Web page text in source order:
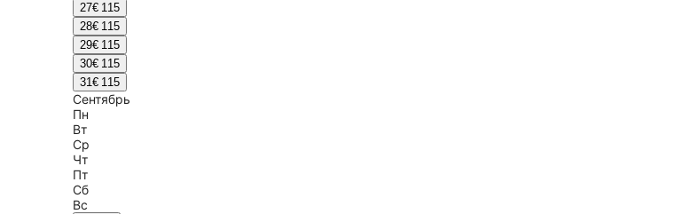
27€ 115
28€ 115
29€ 115
30€ 115
31€ 115
Сентябрь
Пн
Вт
Ср
Чт
Пт
Сб
Вс